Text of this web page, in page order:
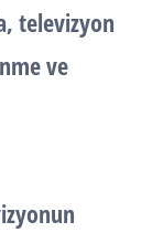
televizyon
ve